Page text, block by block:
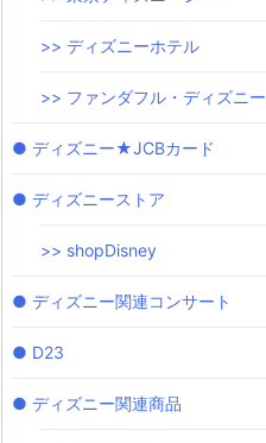
>> ディズニーホテル
>> ファンダフル・ディズニー
● ディズニー★JCBカード
● ディズニーストア
>> shopDisney
● ディズニー関連コンサート
● D23
● ディズニー関連商品